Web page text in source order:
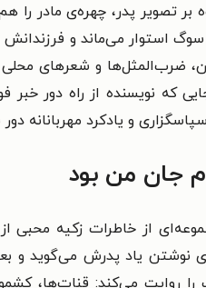
بر تصویر پدر، چهره‌ی مادر
استوار می‌ماند و فرزندانش
ضرب‌المثل‌ها و شعرهای
که نویسنده از راه دور
و یادکرد مهربانانه
جان من بود
از خاطرات زکیه محبی
نوشتن یاد پدرش می‌گوید و
روایت می‌کند: قنات‌ها،